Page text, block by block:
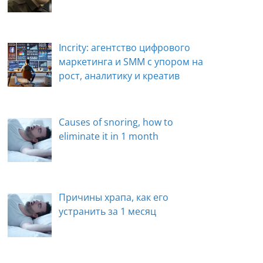
Incrity: агентство цифрового
маркетинга и SMM с упором на
рост, аналитику и креатив
Causes of snoring, how to
eliminate it in 1 month
Причины храпа, как его
устранить за 1 месяц